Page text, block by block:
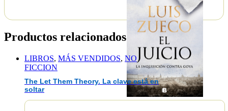
EAN :9788466682947
Productos relacionados
LIBROS, MÁS VENDIDOS, NO
FICCION
The Let Them Theory. La clave está en
soltar